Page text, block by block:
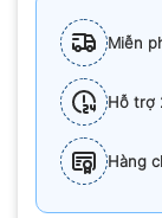
Miễn
Hỗ trợ
Hàng